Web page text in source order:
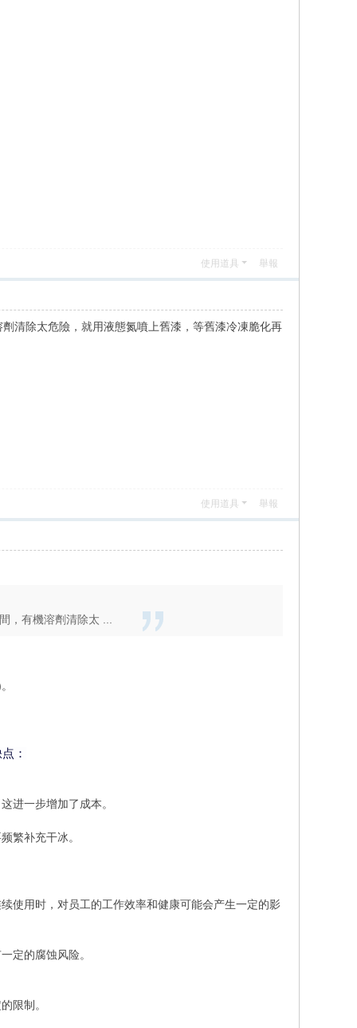
使用道具 舉報
清除太危險，就用液態氮噴上舊漆，等舊漆冷凍脆化再
使用道具 舉報
，有機溶劑清除太 ...
：
进一步增加了成本。
繁补充干冰。
使用时，对员工的工作效率和健康可能会产生一定的影
定的腐蚀风险。
限制。